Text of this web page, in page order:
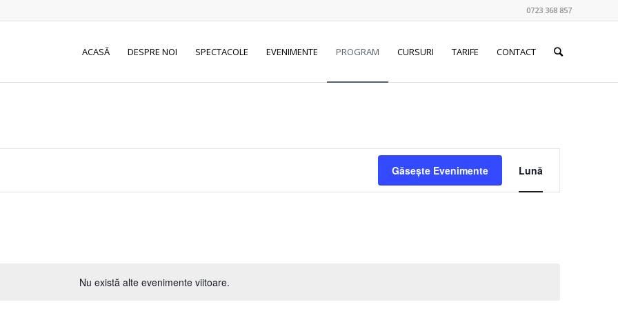
0723 368 857
ACASĂ DESPRE NOI SPECTACOLE EVENIMENTE PROGRAM CURSURI TARIFE CONTACT
Nu există alte evenimente viitoare.
Găsește Evenimente
în
Lună